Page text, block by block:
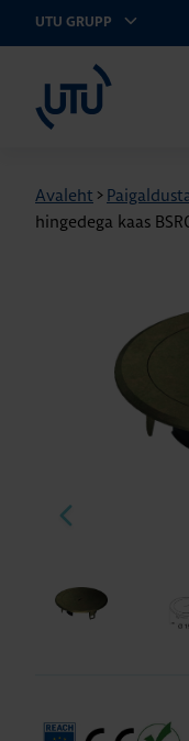
UTU GRUPP
Avaleht >
hingedega kaas